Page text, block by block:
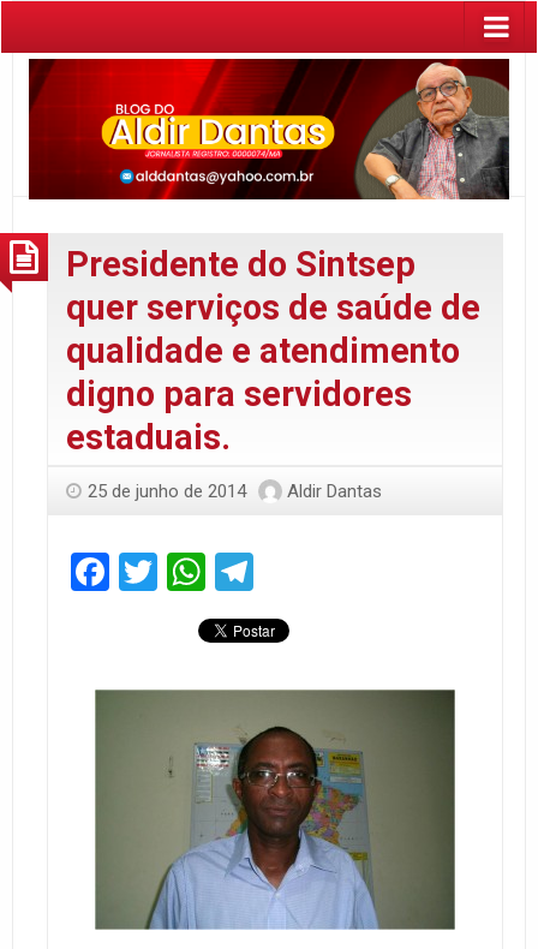
Presidente do Sintsep
quer serviços de saúde de
qualidade e atendimento
digno para servidores
estaduais.
25 de junho de 2014 Aldir Dantas
Facebook
TwitterWhatsApp